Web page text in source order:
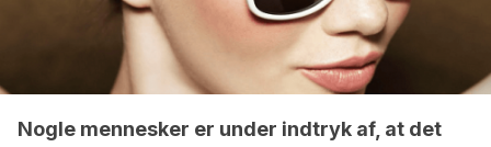
Nogle mennesker er under indtryk af, at det